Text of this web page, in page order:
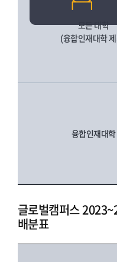
모든 대학
(융합인재대학
융합인재대학
글로벌캠퍼스
배분표